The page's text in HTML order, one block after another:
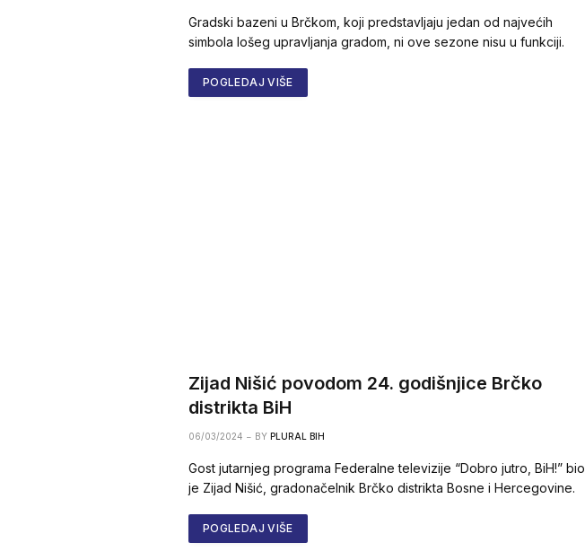
Gradski bazeni u Brčkom, koji predstavljaju jedan od najvećih
simbola lošeg upravljanja gradom, ni ove sezone nisu u funkciji.
POGLEDAJ VIŠE
Zijad Nišić povodom 24. godišnjice Brčko
distrikta BiH
06/03/2024 BY PLURAL BIH
Gost jutarnjeg programa Federalne televizije “Dobro jutro, BiH!” bio
je Zijad Nišić, gradonačelnik Brčko distrikta Bosne i Hercegovine.
POGLEDAJ VIŠE